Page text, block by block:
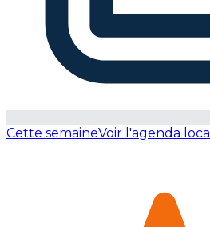
Cette semaineVoir l'agenda local